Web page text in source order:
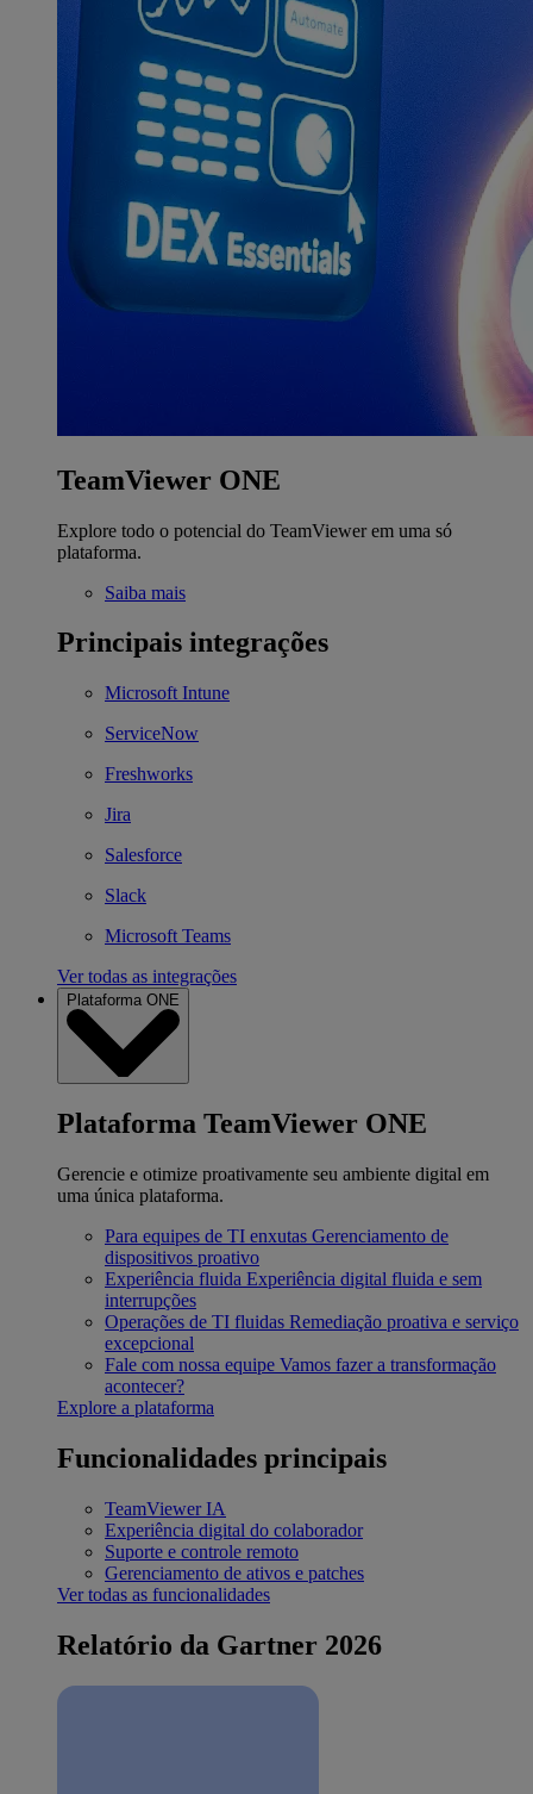
TeamViewer ONE
Explore todo o potencial do TeamViewer em uma só
plataforma.
Saiba mais
Principais integrações
Microsoft Intune
ServiceNow
Freshworks
Jira
Salesforce
Slack
Microsoft Teams
Ver todas as integrações
Plataforma ONE
Plataforma TeamViewer ONE
Gerencie e otimize proativamente seu ambiente digital em
uma única plataforma.
Para equipes de TI enxutas Gerenciamento de
dispositivos proativo
Experiência fluida Experiência digital fluida e sem
interrupções
Operações de TI fluidas Remediação proativa e serviço
excepcional
Fale com nossa equipe Vamos fazer a transformação
acontecer?
Explore a plataforma
Funcionalidades principais
TeamViewer IA
Experiência digital do colaborador
Suporte e controle remoto
Gerenciamento de ativos e patches
Ver todas as funcionalidades
Relatório da Gartner 2026